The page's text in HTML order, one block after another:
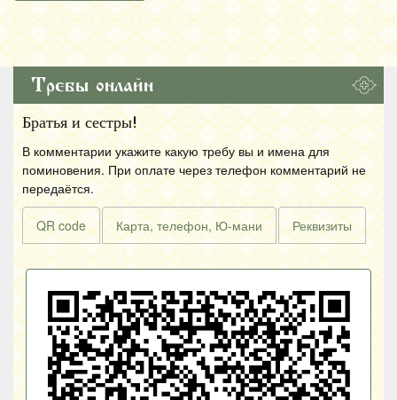
Требы онлайн
Братья и сестры!
В комментарии укажите какую требу вы и имена для
поминовения. При оплате через телефон комментарий не
передаётся.
QR code Карта, телефон, Ю-мани Реквизиты